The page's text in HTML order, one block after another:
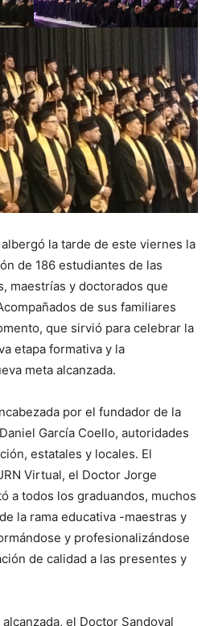
la tarde de este viernes la
de 186 estudiantes de las
maestrías y doctorados que
de sus familiares
que sirvió para celebrar la
etapa formativa y la
meta alcanzada.
por el fundador de la
García Coello, autoridades
estatales y locales. El
Virtual, el Doctor Jorge
a todos los graduandos, muchos
la rama educativa -maestras y
y profesionalizándose
de calidad a las presentes y
el Doctor Sandoval